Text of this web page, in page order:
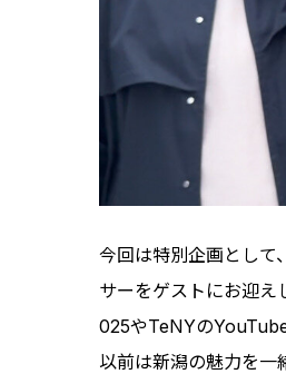
今回は特別企画として
サーをゲストにお迎え
025やTeNYの
以前は新潟の魅力を一